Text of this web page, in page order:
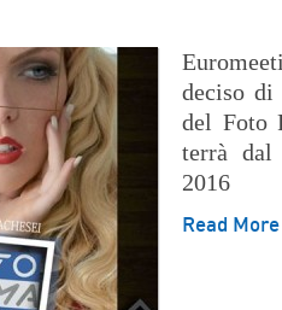
deciso di
del Foto
terrà
2016
Read